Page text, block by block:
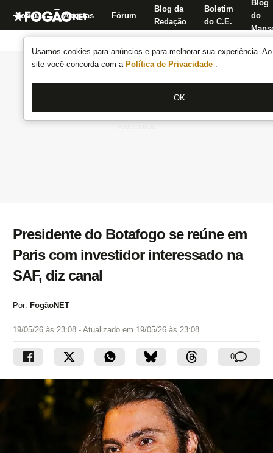
Usamos cookies para anúncios e para melhorar sua experiência.
site você concorda com a Política de Privacidade .
OK
Notícias Apostas Fórum
Blog da
Redação
Boletim
do C.E.
Blog
do
Presidente do Botafogo se reúne em
Paris com investidor interessado na
SAF, diz canal
Por: FogãoNET
19/05/26 às 23:08 - Atualizado em 19/05/26 às 23:08
0